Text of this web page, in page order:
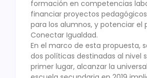
formación en competencias
financiar proyectos
para los alumnos, y potenciar el
Conectar Igualdad.
En el marco de esta propuesta,
dos políticas destinadas al nivel
primer lugar, alcanzar la